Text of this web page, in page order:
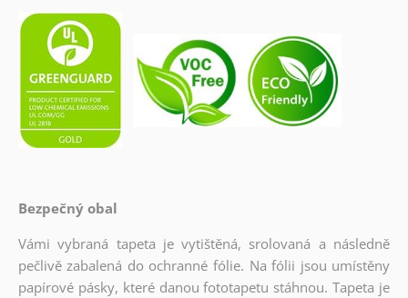
Bezpečný obal
Vámi vybraná tapeta je vytištěná, srolovaná a následně
pečlivě zabalená do ochranné fólie. Na fólii jsou umístěny
papírové pásky, které danou fototapetu stáhnou. Tapeta je